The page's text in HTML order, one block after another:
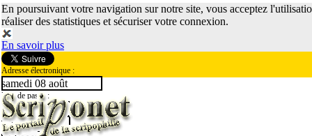
En poursuivant votre navigation sur notre site, vous acceptez
réaliser des statistiques et sécuriser votre connexion.
En savoir plus
Adresse électronique :
Mot de passe :
samedi 08 août